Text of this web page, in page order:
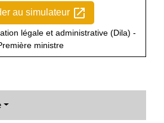
au simulateur open_in_new
légale et administrative (Dila) -
ministre